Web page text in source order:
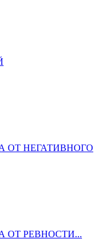
ОТ НЕГАТИВНОГО
ОТ РЕВНОСТИ...